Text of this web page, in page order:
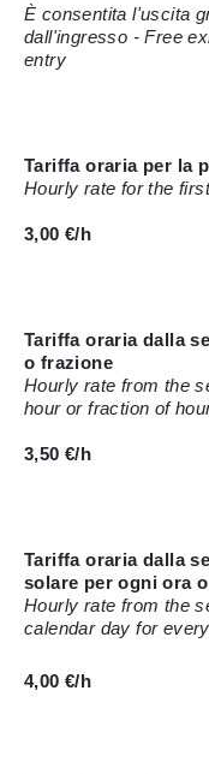
È consentita l'uscita
dall'ingresso - Free
entry
Tariffa oraria per la
Hourly rate for the
3,00 €/h
Tariffa oraria dalla
o frazione
Hourly rate from the
hour or fraction of
3,50 €/h
Tariffa oraria dalla
solare per ogni ora
Hourly rate from the
calendar day for
4,00 €/h